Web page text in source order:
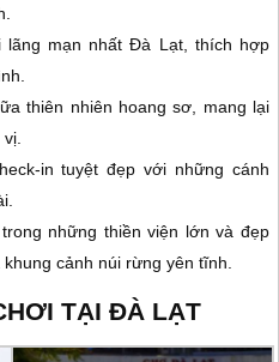
lãng mạn nhất Đà Lạt, thích hợp
thiên nhiên hoang sơ, mang lại
vị.
in tuyệt đẹp với những cánh
những thiền viện lớn và đẹp
cảnh núi rừng yên tĩnh.
TẠI ĐÀ LẠT